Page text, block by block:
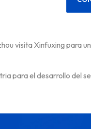
visita Xinfuxing para
para el desarrollo del